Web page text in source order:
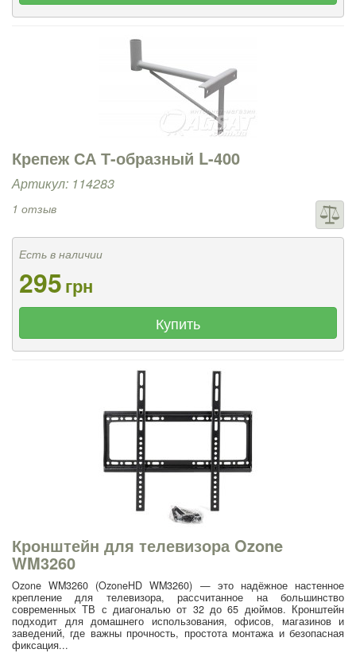
Крепеж СА Т-образный L-400
Артикул: 114283
1 отзыв
Есть в наличии
295грн
Купить
Кронштейн для телевизора Ozone
WM3260
Ozone WM3260 (OzoneHD WM3260) — это надёжное настенное
крепление для телевизора, рассчитанное на большинство
современных ТВ с диагональю от 32 до 65 дюймов. Кронштейн
подходит для домашнего использования, офисов, магазинов и
заведений, где важны прочность, простота монтажа и безопасная
фиксация...